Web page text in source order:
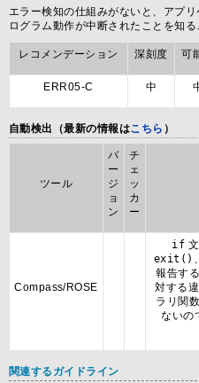
エラー検知の仕組みがないと、アプ
ログラム動作が中断されたことを知る
レコメンデーション 深刻度 可
ERR05-C 中
自動検出（最新の情報はこちら ）
ツール
バ
ー
ジ
ョ
ン
チ
ェ
ッ
カ
ー
Compass/ROSE
if
exit()
報告す
対する
ラリ関
ないの
関連するガイドライン